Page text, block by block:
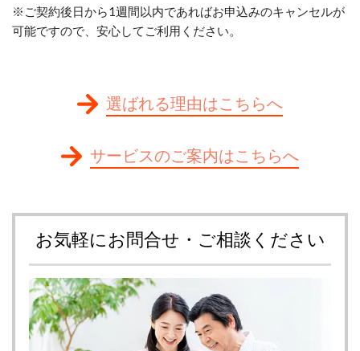
※ご契約後日から1週間以内であればお申込みのキャンセルが
可能ですので、安心してご利用ください。
選ばれる理由はこちらへ
サービスのご案内はこちらへ
お気軽にお問合せ・ご相談ください